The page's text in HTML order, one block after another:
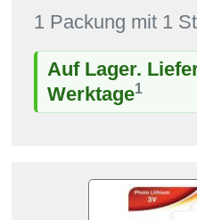
1 Packung mit 1
Auf Lager.
Werktage1